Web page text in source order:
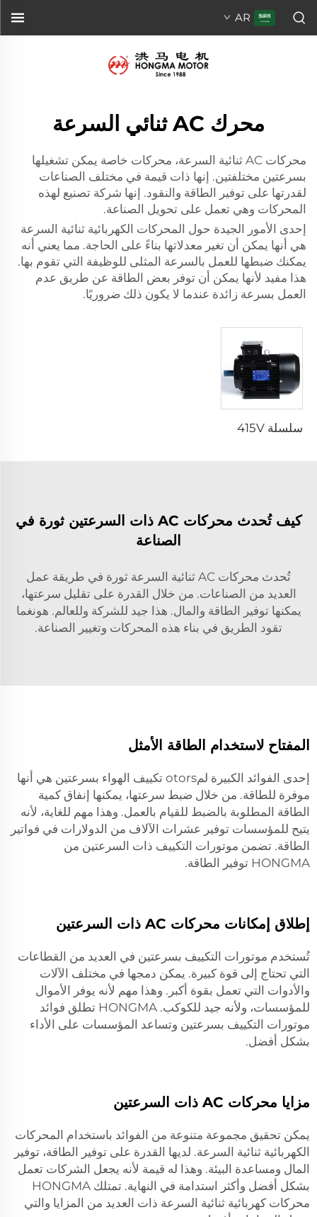
AR
محرك AC ثنائي السرعة
محركات AC ثنائية السرعة، محركات خاصة يمكن تشغيلها
بسرعتين مختلفتين. إنها ذات قيمة في مختلف الصناعات
لقدرتها على توفير الطاقة والنقود. إنها شركة تصنيع لهذه
المحركات وهي تعمل على تحويل الصناعة.
إحدى الأمور الجيدة حول المحركات الكهربائية ثنائية السرعة
هي أنها يمكن أن تغير معدلاتها بناءً على الحاجة. مما يعني أنه
يمكنك ضبطها للعمل بالسرعة المثلى للوظيفة التي تقوم بها.
هذا مفيد لأنها يمكن أن توفر بعض الطاقة عن طريق عدم
العمل بسرعة زائدة عندما لا يكون ذلك ضروريًا.
كيف تُحدث محركات AC ذات السرعتين ثورة في
الصناعة
تُحدث محركات AC ثنائية السرعة ثورة في طريقة عمل
العديد من الصناعات. من خلال القدرة على تقليل سرعتها،
يمكنها توفير الطاقة والمال. هذا جيد للشركة وللعالم. هونغما
تقود الطريق في بناء هذه المحركات وتغيير الصناعة.
المفتاح لاستخدام الطاقة الأمثل
إحدى الفوائد الكبيرة لمotors تكييف الهواء بسرعتين هي أنها
موفرة للطاقة. من خلال ضبط سرعتها، يمكنها إنفاق كمية
الطاقة المطلوبة بالضبط للقيام بالعمل. وهذا مهم للغاية، لأنه
يتيح للمؤسسات توفير عشرات الآلاف من الدولارات في فواتير
الطاقة. تضمن موتورات التكييف ذات السرعتين من
HONGMA توفير الطاقة.
إطلاق إمكانات محركات AC ذات السرعتين
تُستخدم موتورات التكييف بسرعتين في العديد من القطاعات
التي تحتاج إلى قوة كبيرة. يمكن دمجها في مختلف الآلات
والأدوات التي تعمل بقوة أكبر. وهذا مهم لأنه يوفر الأموال
للمؤسسات، ولأنه جيد للكوكب. HONGMA تطلق فوائد
موتورات التكييف بسرعتين وتساعد المؤسسات على الأداء
بشكل أفضل.
مزايا محركات AC ذات السرعتين
يمكن تحقيق مجموعة متنوعة من الفوائد باستخدام المحركات
الكهربائية ثنائية السرعة. لديها القدرة على توفير الطاقة، توفير
المال ومساعدة البيئة. وهذا له قيمة لأنه يجعل الشركات تعمل
بشكل أفضل وأكثر استدامة في النهاية. تمتلك HONGMA
محركات كهربائية ثنائية السرعة ذات العديد من المزايا والتي